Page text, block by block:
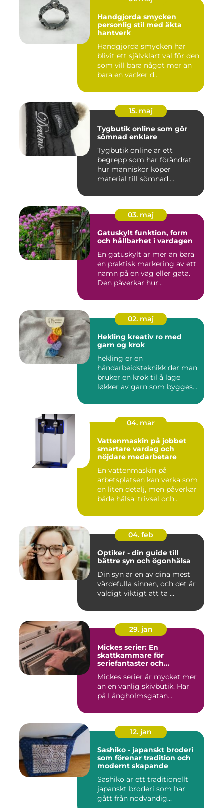
Handgjorda smycken
personlig stil med äkta
hantverk
Handgjorda smycken har
blivit ett självklart val för den
som vill bära något mer än
bara en vacker d...
15. maj
Tygbutik online som gör
sömnad enklare
Tygbutik online är ett
begrepp som har förändrat
hur människor köper
material till sömnad,
03. maj
Gatuskylt funktion, form
och hållbarhet i vardagen
En gatuskylt är mer än bara
en praktisk markering av ett
namn på en väg eller gata.
Den påverkar hur...
02. maj
Hekling kreativ ro med
garn og krok
hekling er en
håndarbeidsteknikk der man
bruker en krok til å lage
løkker av garn som bygges
04. mar
Vattenmaskin på jobbet
smartare vardag och
nöjdare medarbetare
En vattenmaskin på
arbetsplatsen kan verka som
en liten detalj, men påverkar
både hälsa, trivsel och...
04. feb
Optiker - din guide till
bättre syn och ögonhälsa
Din syn är en av dina mest
värdefulla sinnen, och det är
väldigt viktigt att ta ...
29. jan
Mickes serier: En
skattkammare för
seriefantaster och
Mickes serier är mycket mer
än en vanlig skivbutik. Här
på Långholmsgatan...
12. jan
Sashiko - japanskt broderi
som förenar tradition och
modernt skapande
Sashiko är ett traditionellt
japanskt broderi som har
gått från nödvändig...